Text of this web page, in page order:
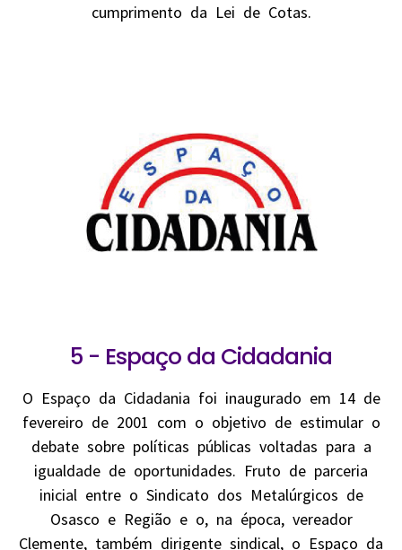
cumprimento da Lei de Cotas.
5 - Espaço da Cidadania
O Espaço da Cidadania foi inaugurado em 14 de
fevereiro de 2001 com o objetivo de estimular o
debate sobre políticas públicas voltadas para a
igualdade de oportunidades. Fruto de parceria
inicial entre o Sindicato dos Metalúrgicos de
Osasco e Região e o, na época, vereador
Clemente, também dirigente sindical, o Espaço da